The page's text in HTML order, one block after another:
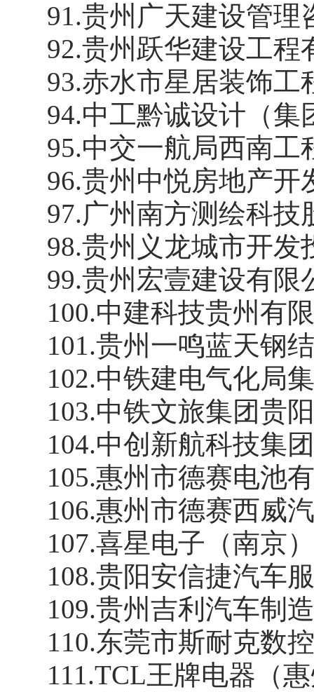
91.贵州广天建设管理
92.贵州跃华建设工程
93.赤水市星居装饰工
94.中工黔诚设计（集
95.中交一航局西南工
96.贵州中悦房地产开
97.广州南方测绘科技
98.贵州义龙城市开发
99.贵州宏壹建设有限
100.中建科技贵州有
101.贵州一鸣蓝天钢
102.中铁建电气化局
103.中铁文旅集团贵
104.中创新航科技集
105.惠州市德赛电池
106.惠州市德赛西威
107.喜星电子（南京
108.贵阳安信捷汽车
109.贵州吉利汽车制
110.东莞市斯耐克数
111.TCL王牌电器（